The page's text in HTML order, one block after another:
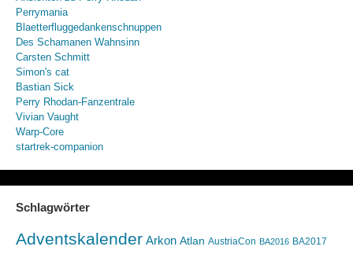
Perrymania
Blaetterfluggedankenschnuppen
Des Schamanen Wahnsinn
Carsten Schmitt
Simon's cat
Bastian Sick
Perry Rhodan-Fanzentrale
Vivian Vaught
Warp-Core
startrek-companion
Schlagwörter
Adventskalender Arkon Atlan AustriaCon BA2016 BA2017